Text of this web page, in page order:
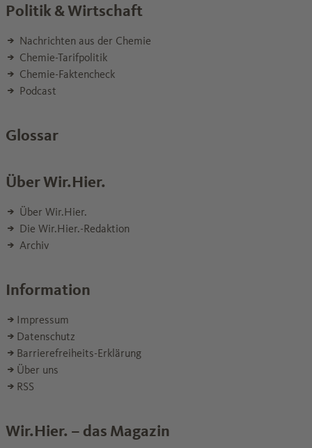
Politik & Wirtschaft
Nachrichten aus der Chemie
Chemie-Tarifpolitik
Chemie-Faktencheck
Podcast
Glossar
Über Wir.Hier.
Über Wir.Hier.
Die Wir.Hier.-Redaktion
Archiv
Information
Impressum
Datenschutz
Barrierefreiheits-Erklärung
Über uns
RSS
Wir.Hier. – das Magazin